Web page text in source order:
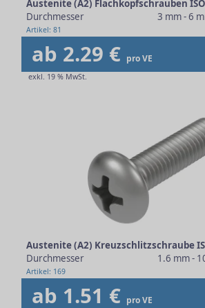
Austenite (A2) Flachkopfschrauben
Durchmesser
3 mm - 6
Artikel: 81
ab 2.29 € pro VE
exkl. 19 % MwSt.
Austenite (A2) Kreuzschlitzschraube
Durchmesser
1.6 mm -
Artikel: 169
ab 1.51 € pro VE